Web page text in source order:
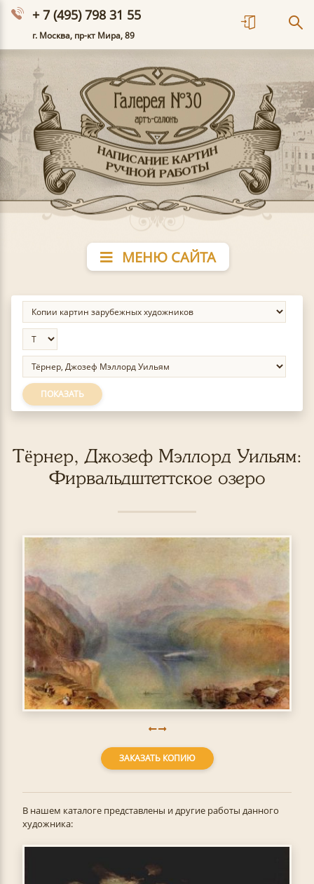
+ 7 (495) 798 31 55
г. Москва, пр-кт Мира, 89
МЕНЮ САЙТА
ПОКАЗАТЬ
Тёрнер, Джозеф Мэллорд Уильям:
Фирвальдштеттское озеро
ЗАКАЗАТЬ КОПИЮ
В нашем каталоге представлены и другие работы данного
художника: